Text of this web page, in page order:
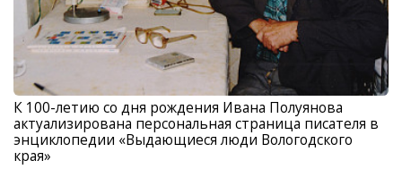
К 100-летию со дня рождения Ивана Полуянова
актуализирована персональная страница писателя в
энциклопедии «Выдающиеся люди Вологодского
края»